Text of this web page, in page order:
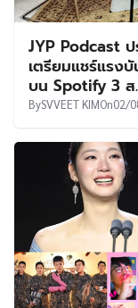
JYP Podcast ป
เตรียมแชร์แรงบั
บน Spotify 3 ส
BySVVEET KIMOn02/